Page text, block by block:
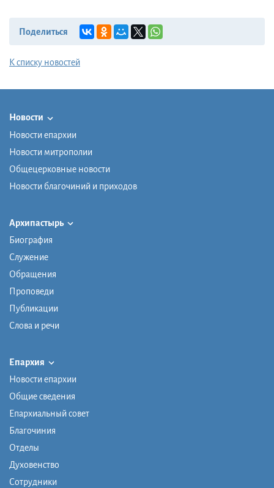
Поделиться
К списку новостей
Новости
Новости епархии
Новости митрополии
Общецерковные новости
Новости благочиний и приходов
Архипастырь
Биография
Служение
Обращения
Проповеди
Публикации
Слова и речи
Епархия
Новости епархии
Общие сведения
Епархиальный совет
Благочиния
Отделы
Духовенство
Сотрудники